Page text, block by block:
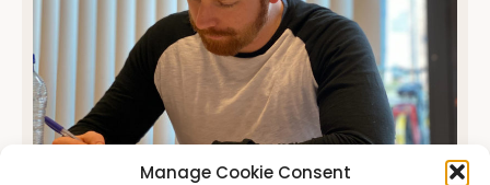
Manage Cookie Consent